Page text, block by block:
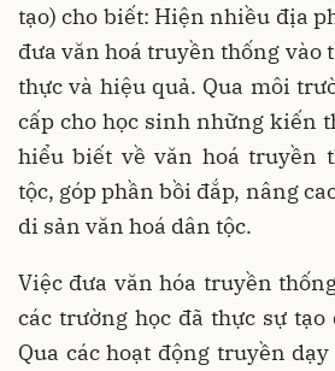
tạo) cho biết: Hiện nhiều địa
đưa văn hoá truyền thống vào
thực và hiệu quả. Qua môi
cấp cho học sinh những kiến
hiểu biết về văn hoá truyền
tộc, góp phần bồi đắp, nâng
di sản văn hoá dân tộc.
Việc đưa văn hóa truyền
các trường học đã thực sự
Qua các hoạt động truyền